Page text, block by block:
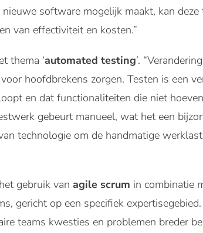
software mogelijk maakt, kan
van effectiviteit en kosten.”
thema ‘automated testing’.
hoofdbrekens zorgen. Testen is een
en dat functionaliteiten die niet
gebeurt manueel, wat het een
technologie om de handmatige
gebruik van agile scrum in combinatie
gericht op een specifiek
teams kwesties en problemen breder